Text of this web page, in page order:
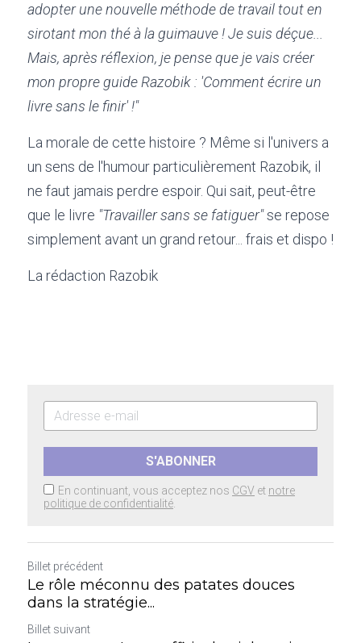
adopter une nouvelle méthode de travail tout en
sirotant mon thé à la guimauve ! Je suis déçue...
Mais, après réflexion, je pense que je vais créer
mon propre guide Razobik : 'Comment écrire un
livre sans le finir' !"
La morale de cette histoire ? Même si l'univers a
un sens de l'humour particulièrement Razobik, il
ne faut jamais perdre espoir. Qui sait, peut-être
que le livre "Travailler sans se fatiguer" se repose
simplement avant un grand retour... frais et dispo !
La rédaction Razobik
S'ABONNER
En continuant, vous acceptez nos CGV et notre
politique de confidentialité
Billet précédent
Le rôle méconnu des patates douces
dans la stratégie...
Billet suivant